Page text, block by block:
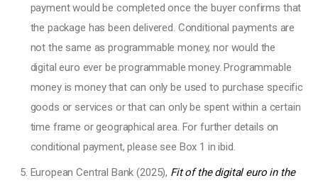
payment would be completed once the buyer confirms that
the package has been delivered. Conditional payments are
not the same as programmable money, nor would the
digital euro ever be programmable money. Programmable
money is money that can only be used to purchase specific
goods or services or that can only be spent within a certain
time frame or geographical area. For further details on
conditional payment, please see Box 1 in ibid.
European Central Bank (2025), Fit of the digital euro in the